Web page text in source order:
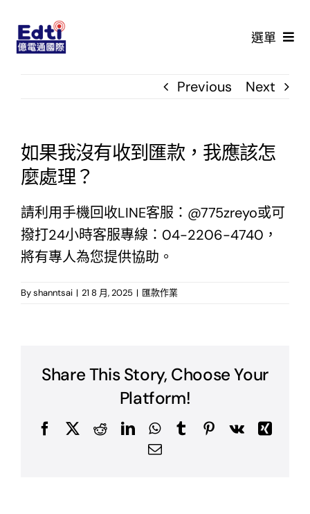
content
選單
價格查詢
回收流程
鑑價說明
常見問題
Previous Next
如果我沒有收到匯款，我應該怎
麼處理？
請利用手機回收LINE客服：@775zreyo或可
撥打24小時客服專線：04-2206-4740 ，
將有專人為您提供協助。
Byshanntsai | 21 8 月, 2025 | 匯款作業
Share This Story, Choose Your
Platform!
FacebookRedditLinkedInWhatsApp
TumblrPinterest
Vk
Xing
Email